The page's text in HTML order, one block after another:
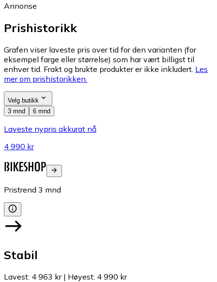
Annonse
Prishistorikk
Grafen viser laveste pris over tid for den varianten (for
eksempel farge eller størrelse) som har vært billigst til
enhver tid. Frakt og brukte produkter er ikke inkludert. Les
mer om prishistorikken.
Velg butikk
3 mnd
6 mnd
Laveste nypris akkurat nå
4 990 kr
Pristrend 3 mnd
Stabil
Lavest: 4 963 kr| Høyest: 4 990 kr